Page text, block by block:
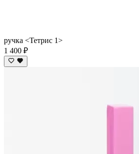
ручка <Тетрис 1>
1 400 ₽